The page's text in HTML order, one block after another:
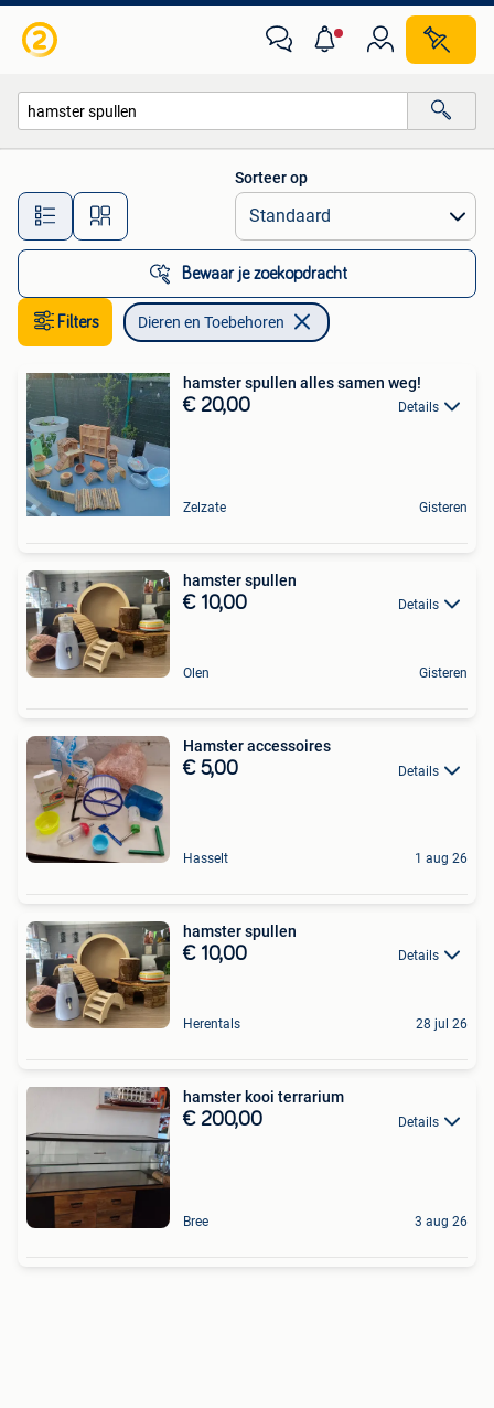
Alle afstanden…
Sorteer op
Bewaar je zoekopdracht
Filters Dieren en Toebehoren
hamster spullen alles samen weg!
€ 20,00 Details
Zelzate Gisteren
hamster spullen
€ 10,00 Details
Olen Gisteren
Hamster accessoires
€ 5,00 Details
Hasselt 1 aug 26
hamster spullen
€ 10,00 Details
Herentals 28 jul 26
hamster kooi terrarium
€ 200,00 Details
Bree 3 aug 26